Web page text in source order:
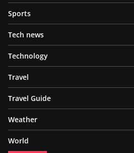
Sports
Tech news
Technology
Travel
Travel Guide
Weather
World